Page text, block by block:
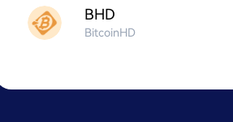
BHD
BitcoinHD